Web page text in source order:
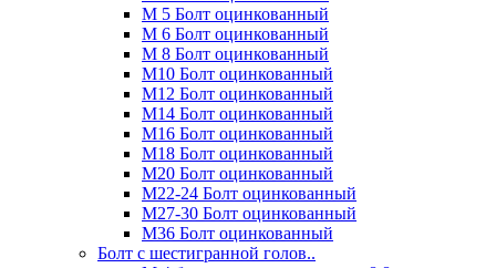
М 5 Болт оцинкованный
М 6 Болт оцинкованный
М 8 Болт оцинкованный
М10 Болт оцинкованный
М12 Болт оцинкованный
М14 Болт оцинкованный
М16 Болт оцинкованный
М18 Болт оцинкованный
М20 Болт оцинкованный
М22-24 Болт оцинкованный
М27-30 Болт оцинкованный
М36 Болт оцинкованный
Болт с шестигранной голов..